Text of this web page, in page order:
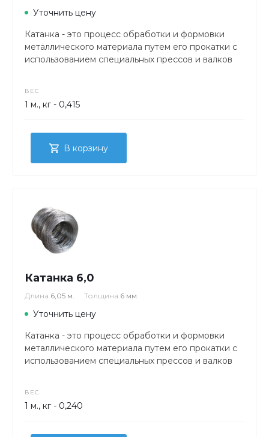
Уточнить цену
Катанка - это процесс обработки и формовки
металлического материала путем его прокатки с
использованием специальных прессов и валков
ВЕС
1 м., кг - 0,415
В корзину
Катанка 6,0
Длина 6,05 м. Толщина 6 мм.
Уточнить цену
Катанка - это процесс обработки и формовки
металлического материала путем его прокатки с
использованием специальных прессов и валков
ВЕС
1 м., кг - 0,240